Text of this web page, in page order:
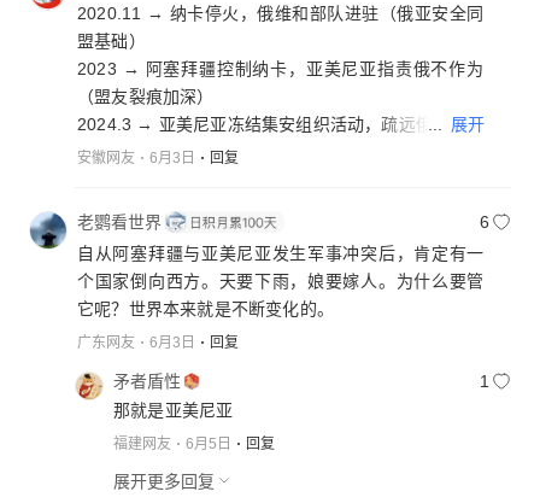
2020.11 → 纳卡停火，俄维和部队进驻（俄亚安全同
盟基础）
2023 → 阿塞拜疆控制纳卡，亚美尼亚指责俄不作为
（盟友裂痕加深）
2024.3 → 亚美尼亚冻结集安组织活动，疏远俄方
2025 → 亚美尼亚深化与美欧军事合作，购西方武器
军事宣示（倒向西方实锤）
2026.5 → 俄专家喊话派兵推翻亚政府，施压升级
从盟友到「反目」，这场高加索「分手」大戏，把地
缘政治的残酷演绎得淋漓尽致。
展开
安徽网友 6月3日 回复
老鹦看世界
6
自从阿塞拜疆与亚美尼亚发生军事冲突后，肯定有一
个国家倒向西方。天要下雨，娘要嫁人。为什么要管
它呢？世界本来就是不断变化的。
广东网友 6月3日 回复
矛者盾性
1
那就是亚美尼亚
福建网友 6月5日 回复
展开更多回复